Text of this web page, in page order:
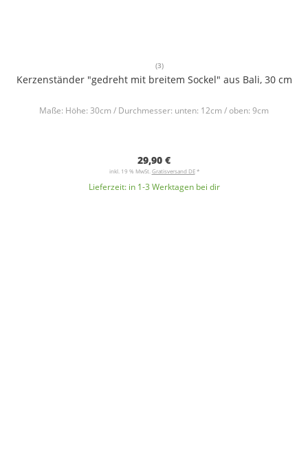
(3)
Kerzenständer "gedreht mit breitem Sockel" aus Bali, 30 cm
Maße: Höhe: 30cm / Durchmesser: unten: 12cm / oben: 9cm
29,90 €
inkl. 19 % MwSt.Gratisversand DE*
Lieferzeit: in 1-3 Werktagen bei dir